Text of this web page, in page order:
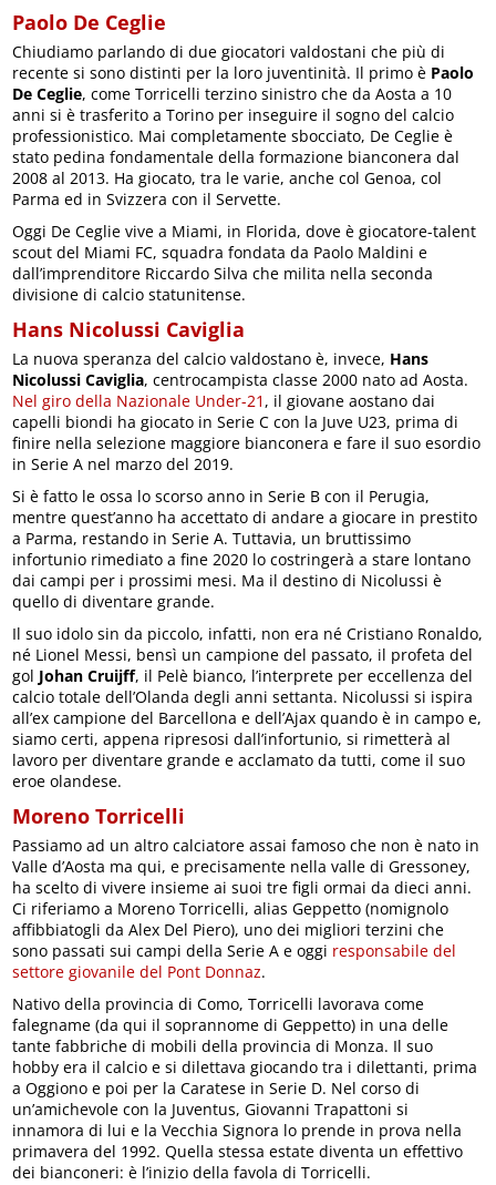
Paolo De Ceglie
Chiudiamo parlando di due giocatori valdostani che più di
recente si sono distinti per la loro juventinità. Il primo è Paolo
De Ceglie, come Torricelli terzino sinistro che da Aosta a 10
anni si è trasferito a Torino per inseguire il sogno del calcio
professionistico. Mai completamente sbocciato, De Ceglie è
stato pedina fondamentale della formazione bianconera dal
2008 al 2013. Ha giocato, tra le varie, anche col Genoa, col
Parma ed in Svizzera con il Servette.
Oggi De Ceglie vive a Miami, in Florida, dove è giocatore-talent
scout del Miami FC, squadra fondata da Paolo Maldini e
dall’imprenditore Riccardo Silva che milita nella seconda
divisione di calcio statunitense.
Hans Nicolussi Caviglia
La nuova speranza del calcio valdostano è, invece, Hans
Nicolussi Caviglia, centrocampista classe 2000 nato ad Aosta.
Nel giro della Nazionale Under-21 , il giovane aostano dai
capelli biondi ha giocato in Serie C con la Juve U23, prima di
finire nella selezione maggiore bianconera e fare il suo esordio
in Serie A nel marzo del 2019.
Si è fatto le ossa lo scorso anno in Serie B con il Perugia,
mentre quest’anno ha accettato di andare a giocare in prestito
a Parma, restando in Serie A. Tuttavia, un bruttissimo
infortunio rimediato a fine 2020 lo costringerà a stare lontano
dai campi per i prossimi mesi. Ma il destino di Nicolussi è
quello di diventare grande.
Il suo idolo sin da piccolo, infatti, non era né Cristiano Ronaldo,
né Lionel Messi, bensì un campione del passato, il profeta del
gol Johan Cruijff, il Pelè bianco, l’interprete per eccellenza del
calcio totale dell’Olanda degli anni settanta. Nicolussi si ispira
all’ex campione del Barcellona e dell’Ajax quando è in campo e,
siamo certi, appena ripresosi dall’infortunio, si rimetterà al
lavoro per diventare grande e acclamato da tutti, come il suo
eroe olandese.
Moreno Torricelli
Passiamo ad un altro calciatore assai famoso che non è nato in
Valle d’Aosta ma qui, e precisamente nella valle di Gressoney,
ha scelto di vivere insieme ai suoi tre figli ormai da dieci anni.
Ci riferiamo a Moreno Torricelli, alias Geppetto (nomignolo
affibbiatogli da Alex Del Piero), uno dei migliori terzini che
sono passati sui campi della Serie A e oggi responsabile del
settore giovanile del Pont Donnaz.
Nativo della provincia di Como, Torricelli lavorava come
falegname (da qui il soprannome di Geppetto) in una delle
tante fabbriche di mobili della provincia di Monza. Il suo
hobby era il calcio e si dilettava giocando tra i dilettanti, prima
a Oggiono e poi per la Caratese in Serie D. Nel corso di
un’amichevole con la Juventus, Giovanni Trapattoni si
innamora di lui e la Vecchia Signora lo prende in prova nella
primavera del 1992. Quella stessa estate diventa un effettivo
dei bianconeri: è l’inizio della favola di Torricelli.